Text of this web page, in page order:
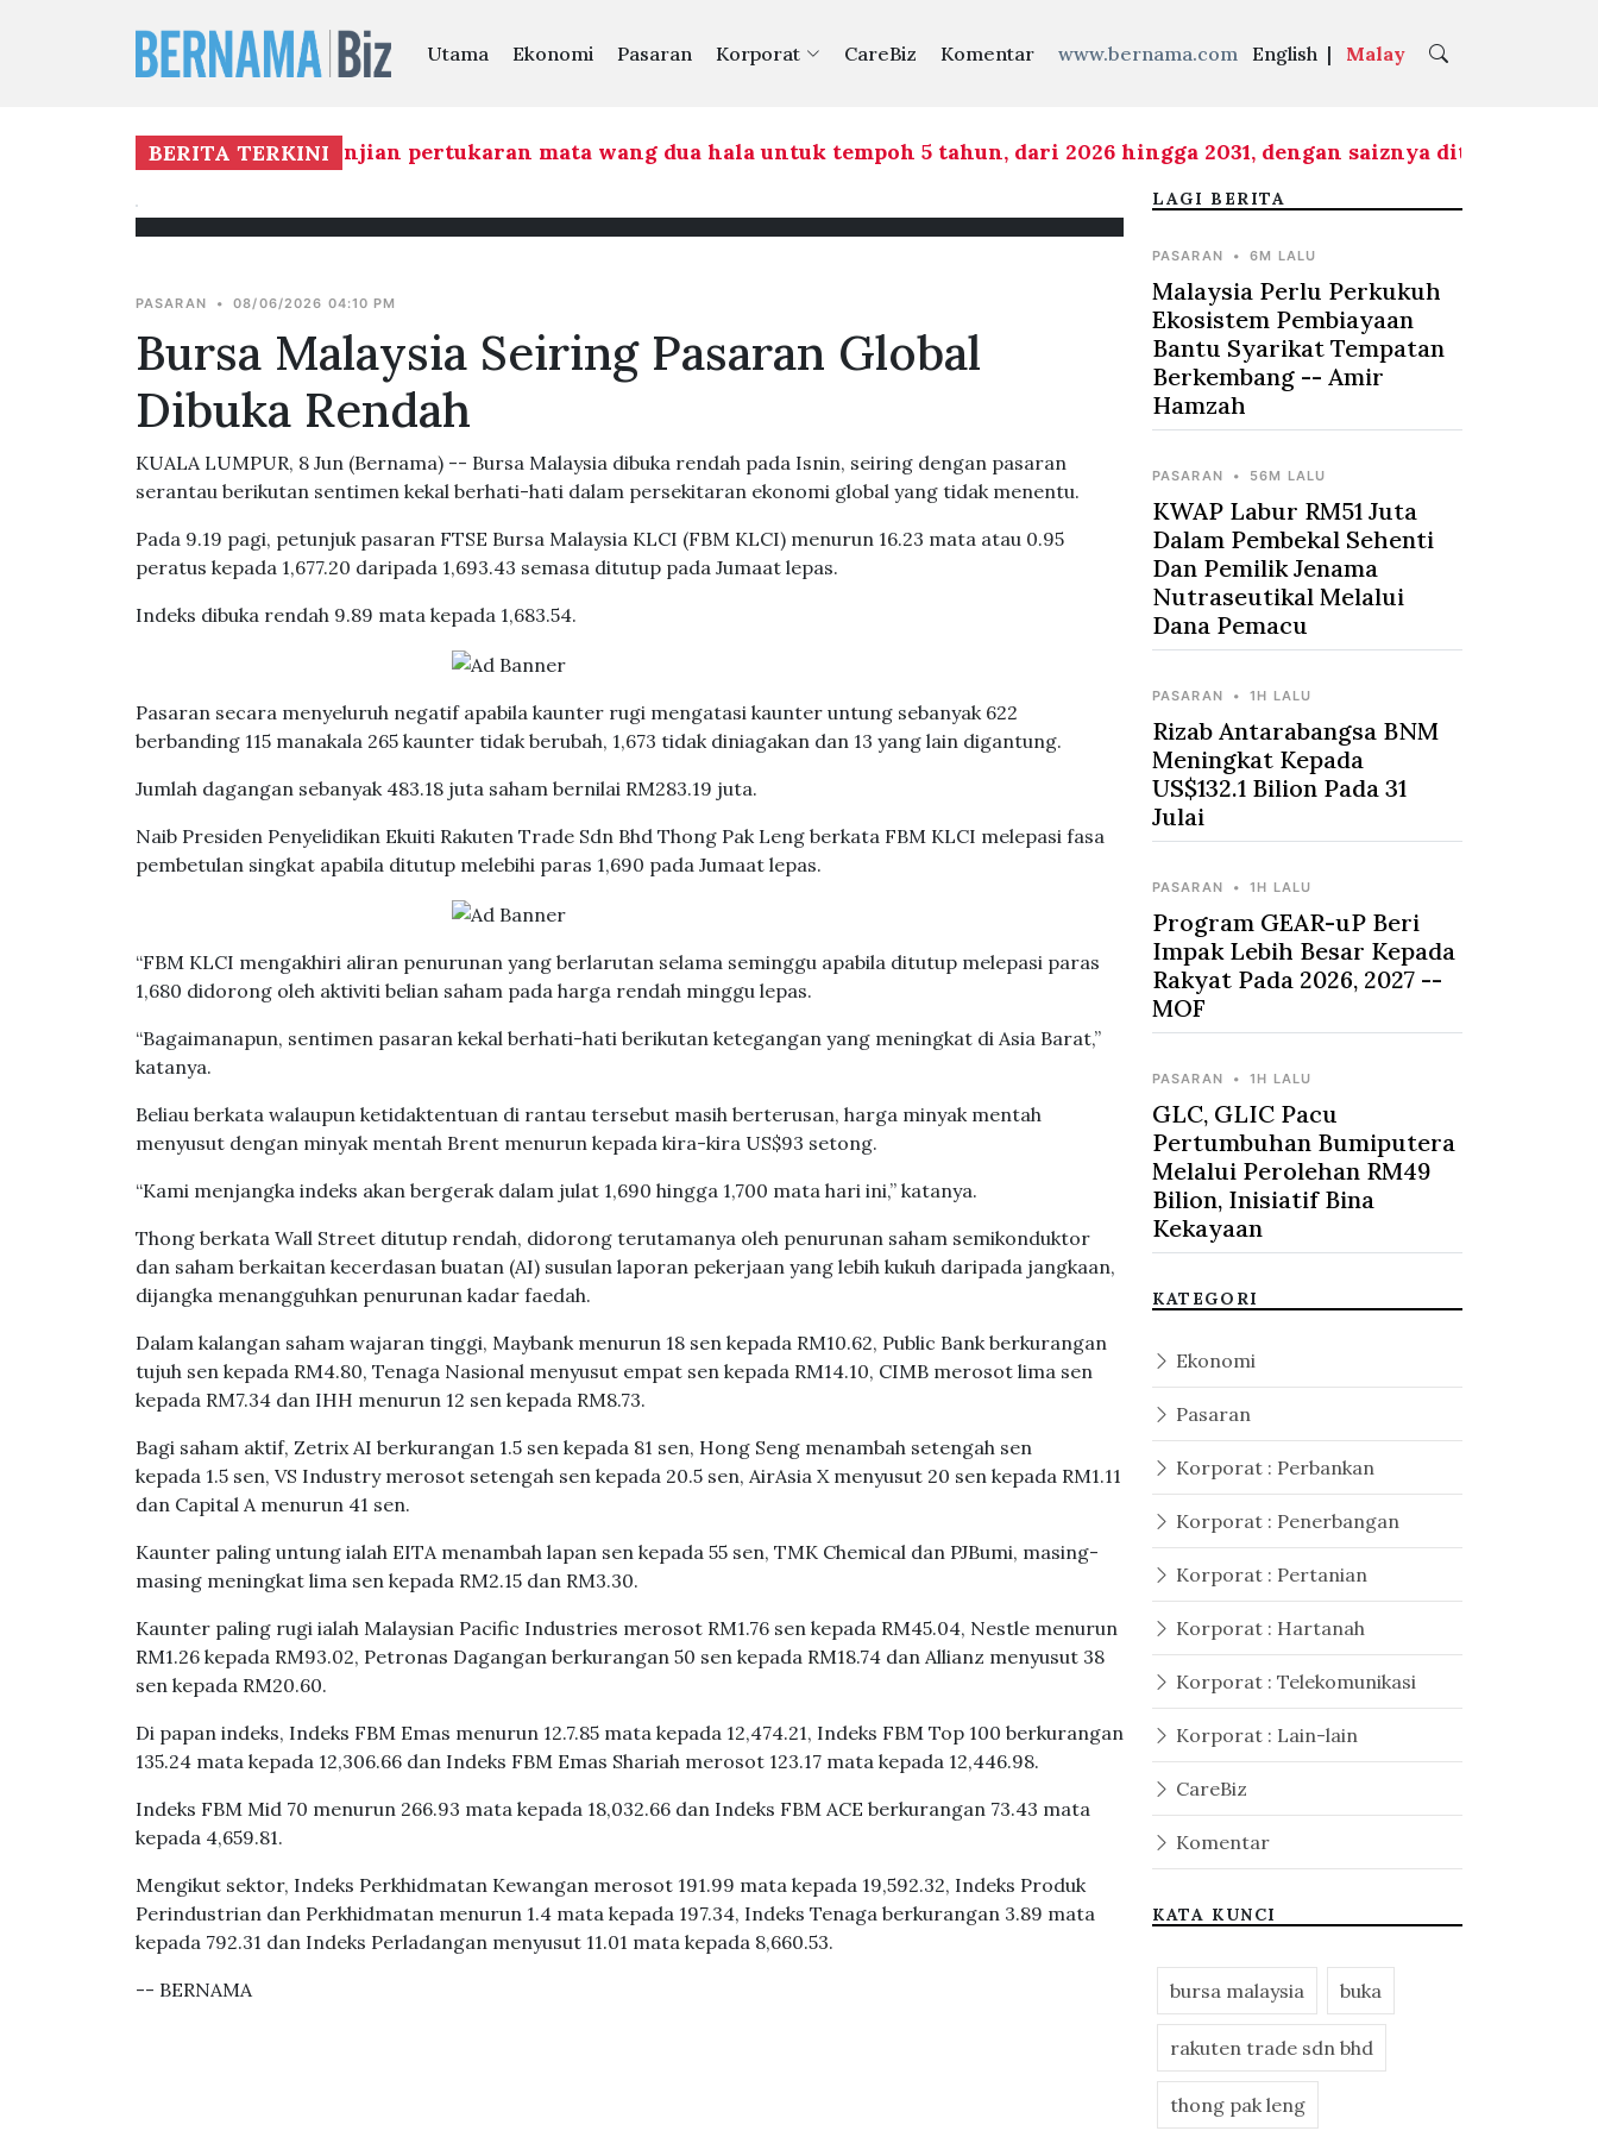
Utama Ekonomi Pasaran Korporat CareBiz Komentar www.bernama.com English | Malay
BERITA TERKINI
China memperbaharui perjanjian pertukaran mata wang dua hala untuk tempoh 5 tahun, dari 2026 hingga 2031, dengan saiznya ditingkatkan
PASARAN • 08/06/2026 04:10 PM
Bursa Malaysia Seiring Pasaran Global
Dibuka Rendah
KUALA LUMPUR, 8 Jun (Bernama) -- Bursa Malaysia dibuka rendah pada Isnin, seiring dengan pasaran
serantau berikutan sentimen kekal berhati-hati dalam persekitaran ekonomi global yang tidak menentu.
Pada 9.19 pagi, petunjuk pasaran FTSE Bursa Malaysia KLCI (FBM KLCI) menurun 16.23 mata atau 0.95
peratus kepada 1,677.20 daripada 1,693.43 semasa ditutup pada Jumaat lepas.
Indeks dibuka rendah 9.89 mata kepada 1,683.54.
Pasaran secara menyeluruh negatif apabila kaunter rugi mengatasi kaunter untung sebanyak 622
berbanding 115 manakala 265 kaunter tidak berubah, 1,673 tidak diniagakan dan 13 yang lain digantung.
Jumlah dagangan sebanyak 483.18 juta saham bernilai RM283.19 juta.
Naib Presiden Penyelidikan Ekuiti Rakuten Trade Sdn Bhd Thong Pak Leng berkata FBM KLCI melepasi fasa
pembetulan singkat apabila ditutup melebihi paras 1,690 pada Jumaat lepas.
“FBM KLCI mengakhiri aliran penurunan yang berlarutan selama seminggu apabila ditutup melepasi paras
1,680 didorong oleh aktiviti belian saham pada harga rendah minggu lepas.
“Bagaimanapun, sentimen pasaran kekal berhati-hati berikutan ketegangan yang meningkat di Asia Barat,”
katanya.
Beliau berkata walaupun ketidaktentuan di rantau tersebut masih berterusan, harga minyak mentah
menyusut dengan minyak mentah Brent menurun kepada kira-kira US$93 setong.
“Kami menjangka indeks akan bergerak dalam julat 1,690 hingga 1,700 mata hari ini,” katanya.
Thong berkata Wall Street ditutup rendah, didorong terutamanya oleh penurunan saham semikonduktor
dan saham berkaitan kecerdasan buatan (AI) susulan laporan pekerjaan yang lebih kukuh daripada jangkaan,
dijangka menangguhkan penurunan kadar faedah.
Dalam kalangan saham wajaran tinggi, Maybank menurun 18 sen kepada RM10.62, Public Bank berkurangan
tujuh sen kepada RM4.80, Tenaga Nasional menyusut empat sen kepada RM14.10, CIMB merosot lima sen
kepada RM7.34 dan IHH menurun 12 sen kepada RM8.73.
Bagi saham aktif, Zetrix AI berkurangan 1.5 sen kepada 81 sen, Hong Seng menambah setengah sen
kepada 1.5 sen, VS Industry merosot setengah sen kepada 20.5 sen, AirAsia X menyusut 20 sen kepada RM1.11
dan Capital A menurun 41 sen.
Kaunter paling untung ialah EITA menambah lapan sen kepada 55 sen, TMK Chemical dan PJBumi, masing-
masing meningkat lima sen kepada RM2.15 dan RM3.30.
Kaunter paling rugi ialah Malaysian Pacific Industries merosot RM1.76 sen kepada RM45.04, Nestle menurun
RM1.26 kepada RM93.02, Petronas Dagangan berkurangan 50 sen kepada RM18.74 dan Allianz menyusut 38
sen kepada RM20.60.
Di papan indeks, Indeks FBM Emas menurun 12.7.85 mata kepada 12,474.21, Indeks FBM Top 100 berkurangan
135.24 mata kepada 12,306.66 dan Indeks FBM Emas Shariah merosot 123.17 mata kepada 12,446.98.
Indeks FBM Mid 70 menurun 266.93 mata kepada 18,032.66 dan Indeks FBM ACE berkurangan 73.43 mata
kepada 4,659.81.
Mengikut sektor, Indeks Perkhidmatan Kewangan merosot 191.99 mata kepada 19,592.32, Indeks Produk
Perindustrian dan Perkhidmatan menurun 1.4 mata kepada 197.34, Indeks Tenaga berkurangan 3.89 mata
kepada 792.31 dan Indeks Perladangan menyusut 11.01 mata kepada 8,660.53.
-- BERNAMA
LAGI BERITA
PASARAN • 6M LALU
Malaysia Perlu Perkukuh
Ekosistem Pembiayaan
Bantu Syarikat Tempatan
Berkembang -- Amir
Hamzah
PASARAN • 56M LALU
KWAP Labur RM51 Juta
Dalam Pembekal Sehenti
Dan Pemilik Jenama
Nutraseutikal Melalui
Dana Pemacu
PASARAN • 1H LALU
Rizab Antarabangsa BNM
Meningkat Kepada
US$132.1 Bilion Pada 31
Julai
PASARAN • 1H LALU
Program GEAR-uP Beri
Impak Lebih Besar Kepada
Rakyat Pada 2026, 2027 --
MOF
PASARAN • 1H LALU
GLC, GLIC Pacu
Pertumbuhan Bumiputera
Melalui Perolehan RM49
Bilion, Inisiatif Bina
Kekayaan
KATEGORI
Ekonomi
Pasaran
Korporat : Perbankan
Korporat : Penerbangan
Korporat : Pertanian
Korporat : Hartanah
Korporat : Telekomunikasi
Korporat : Lain-lain
CareBiz
Komentar
KATA KUNCI
bursa malaysia buka
rakuten trade sdn bhd
thong pak leng